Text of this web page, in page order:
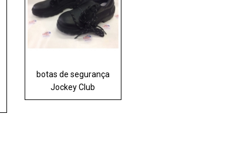
botas de segurança
Jockey Club